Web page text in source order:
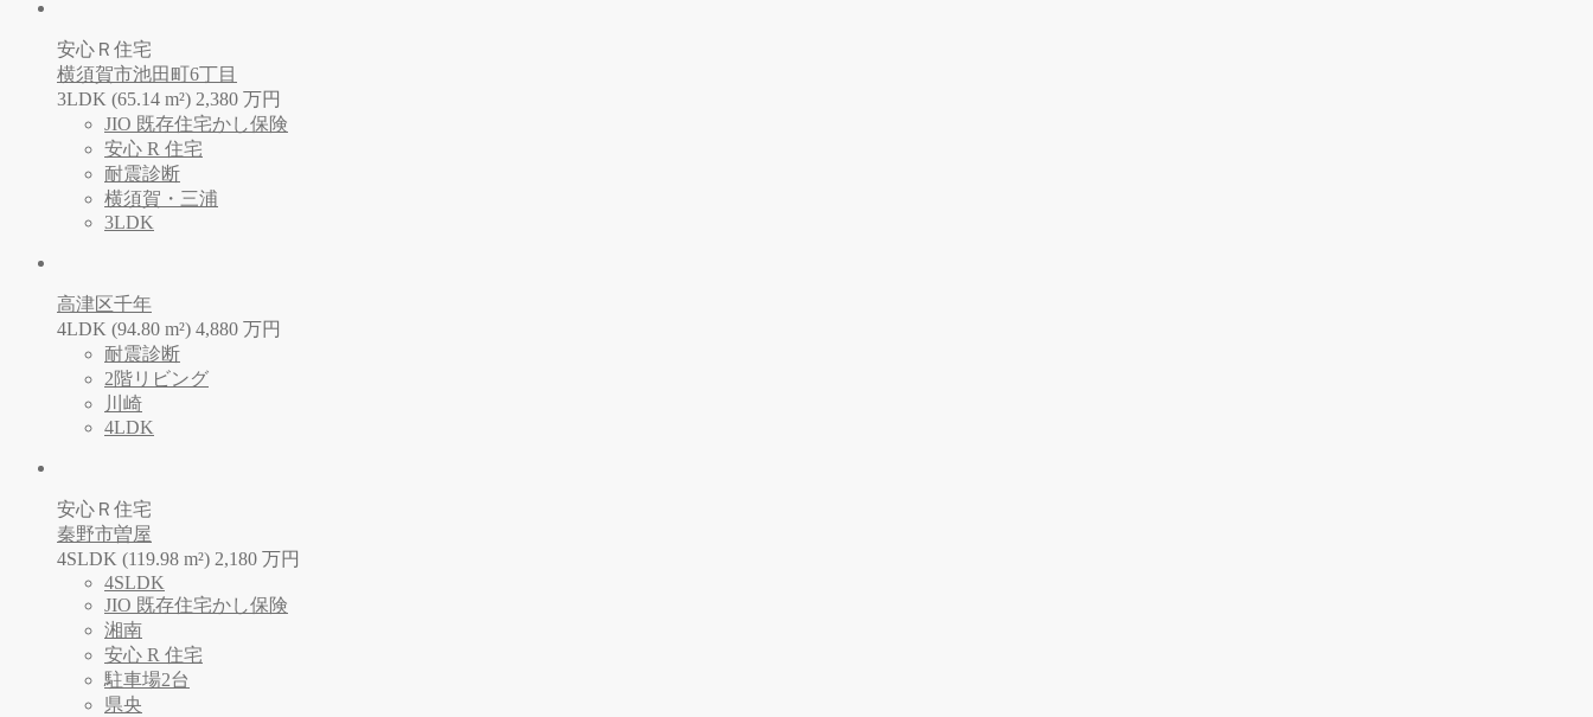
安心Ｒ住宅
横須賀市池田町6丁目
3LDK (65.14 m²) 2,380 万円
JIO 既存住宅かし保険
安心 R 住宅
耐震診断
横須賀・三浦
3LDK
高津区千年
4LDK (94.80 m²) 4,880 万円
耐震診断
2階リビング
川崎
4LDK
安心Ｒ住宅
秦野市曽屋
4SLDK (119.98 m²) 2,180 万円
4SLDK
JIO 既存住宅かし保険
湘南
安心 R 住宅
駐車場2台
県央